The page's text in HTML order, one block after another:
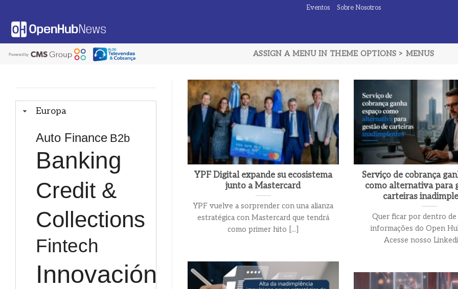
contenido
Eventos Sobre Nosotros
ASSIGN A MENU IN THEME OPTIONS > MENUS
Europa
Auto Finance B2b
Banking
Credit &
Collections
Fintech
Innovación
YPF Digital expande su ecosistema
junto a Mastercard
YPF vuelve a sorprender con una alianza
estratégica con Mastercard que tendrá
como primer hito [...]
Serviço de cobrança
como alternativa para
carteiras
Quer ficar por dentro de
informações do Open
Acesse nosso